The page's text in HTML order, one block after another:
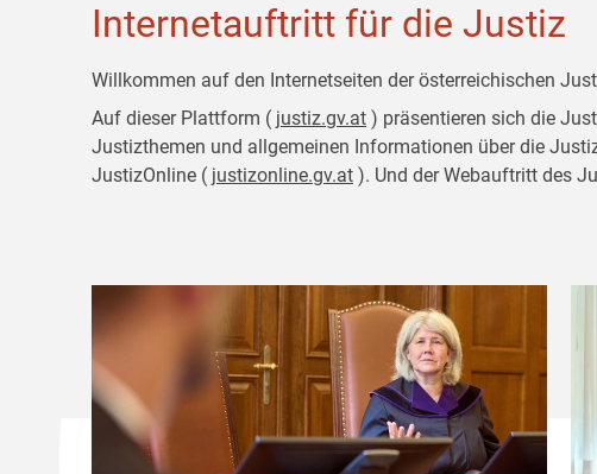
Internetauftritt für die Justiz
Willkommen auf den Internetseiten der österreichischen
Auf dieser Plattform ( justiz.gv.at ) präsentieren sich die
Justizthemen und allgemeinen Informationen über die
JustizOnline ( justizonline.gv.at ). Und der Webauftritt des